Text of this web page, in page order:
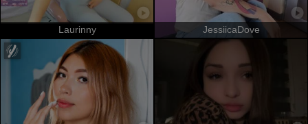
Laurinny JessiicaDove